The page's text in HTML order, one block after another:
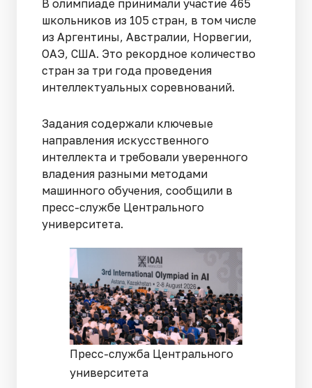
В олимпиаде принимали участие 465
школьников из 105 стран, в том числе
из Аргентины, Австралии, Норвегии,
ОАЭ, США. Это рекордное количество
стран за три года проведения
интеллектуальных соревнований.
Задания содержали ключевые
направления искусственного
интеллекта и требовали уверенного
владения разными методами
машинного обучения, сообщили в
пресс-службе Центрального
университета.
Пресс-служба Центрального
университета